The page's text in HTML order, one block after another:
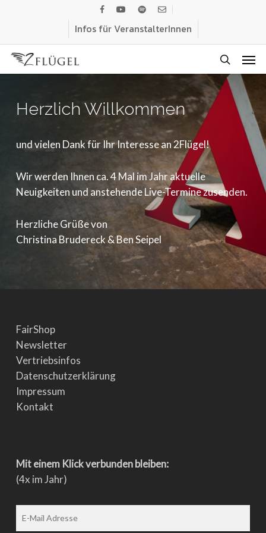
content
facebook
youtubespotifyemail
Infos für VeranstalterInnen
search
Herzlich Willkommen
und vielen Dank für Ihr Interesse an 2Flügel!
Wir werden Ihnen ca. 4 Mal im Jahr aktuelle
Neuigkeiten und anstehende Live-Termine zusenden.
Herzliche Grüße von
Christina Brudereck & Ben Seipel
FairShop
Newsletter
Vertriebsinfos
Datenschutzerklärung
Impressum
Kontakt
Mit einem Klick verbunden bleiben:
(4x im Jahr)